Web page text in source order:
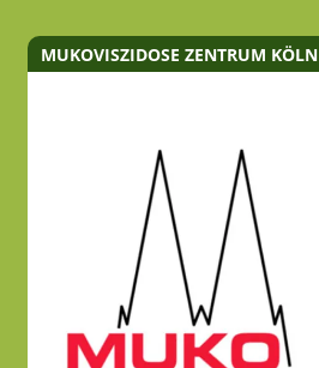
MUKOVISZIDOSE ZENTRUM KÖLN